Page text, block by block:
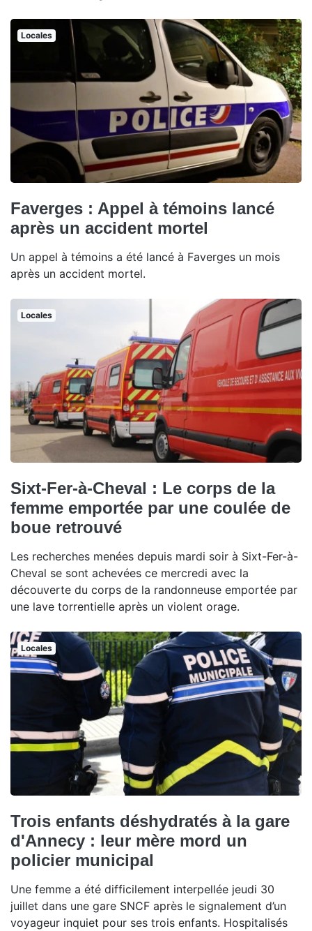
Locales
Faverges : Appel à témoins lancé
après un accident mortel
Un appel à témoins a été lancé à Faverges un mois
après un accident mortel.
Locales
Sixt-Fer-à-Cheval : Le corps de la
femme emportée par une coulée de
boue retrouvé
Les recherches menées depuis mardi soir à Sixt-Fer-à-
Cheval se sont achevées ce mercredi avec la
découverte du corps de la randonneuse emportée par
une lave torrentielle après un violent orage.
Locales
Trois enfants déshydratés à la gare
d'Annecy : leur mère mord un
policier municipal
Une femme a été difficilement interpellée jeudi 30
juillet dans une gare SNCF après le signalement d’un
voyageur inquiet pour ses trois enfants. Hospitalisés